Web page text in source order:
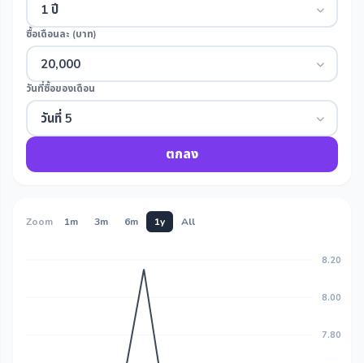
1 ปี
ซื้อเดือนละ (บาท)
20,000
วันที่ซื้อของเดือน
วันที่ 5
ตกลง
Zoom 1m 3m 6m 1y All
8.20
8.00
7.80